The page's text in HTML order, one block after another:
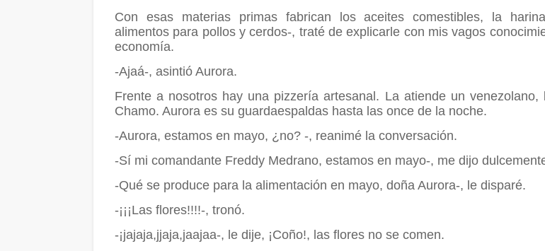
Con esas materias primas fabrican los aceites comestibles, la
alimentos para pollos y cerdos-, traté de explicarle con mis vagos
economía.
-Ajaá-, asintió Aurora.
Frente a nosotros hay una pizzería artesanal. La atiende un venezolano,
Chamo. Aurora es su guardaespaldas hasta las once de la noche.
-Aurora, estamos en mayo, ¿no? -, reanimé la conversación.
-Sí mi comandante Freddy Medrano, estamos en mayo-, me dijo
-Qué se produce para la alimentación en mayo, doña Aurora-, le disparé.
-¡¡¡Las flores!!!!-, tronó.
-¡jajaja,jjaja,jaajaa-, le dije, ¡Coño!, las flores no se comen.